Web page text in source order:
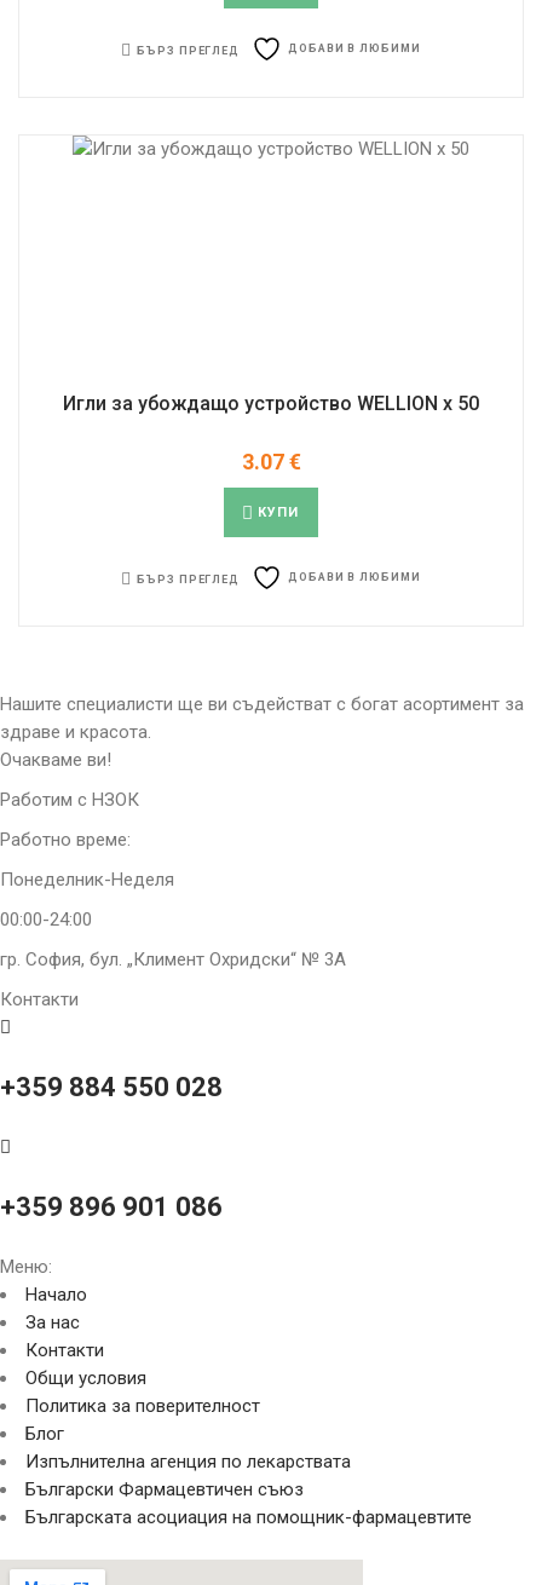
БЪРЗ ПРЕГЛЕД ДОБАВИ В ЛЮБИМИ
Игли за убождaщо устройство WELLION x 50
3.07€
КУПИ
БЪРЗ ПРЕГЛЕД ДОБАВИ В ЛЮБИМИ
Нашите специалисти ще ви съдействат с богат асортимент за
здраве и красота.
Очакваме ви!
Работим с НЗОК
Работно време:
Понеделник-Неделя
00:00-24:00
гр. София, бул. „Климент Охридски“ № 3A
Контакти
+359 884 550 028
+359 896 901 086
Меню:
Начало
За нас
Контакти
Общи условия
Политика за поверителност
Блог
Изпълнителна агенция по лекарствата
Български Фармацевтичен съюз
Българската асоциация на помощник-фармацевтите